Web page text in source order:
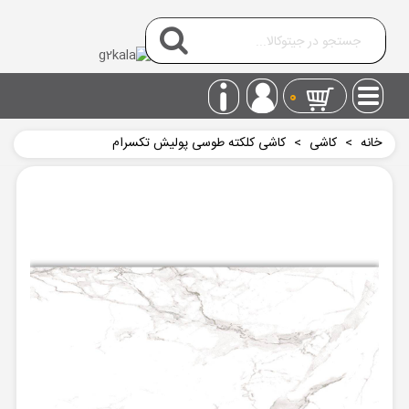
0
خانه > کاشی > کاشی کلکته طوسی پولیش تکسرام